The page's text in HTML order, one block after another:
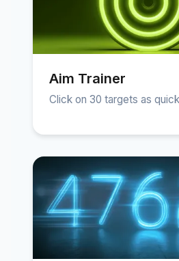
Aim Trainer
Click on 30 targets as